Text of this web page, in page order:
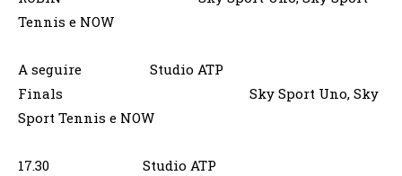
Tennis e NOW
A seguire Studio ATP
Finals Sky Sport Uno, Sky
Sport Tennis e NOW
17.30 Studio ATP